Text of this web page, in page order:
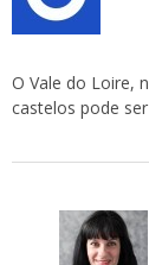
O Vale do Loire,
castelos pode